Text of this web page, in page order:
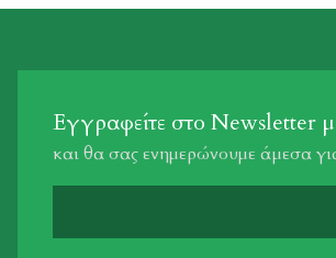
Εγγραφείτε στο Newsletter
και θα σας ενημερώνουμε άμεσα